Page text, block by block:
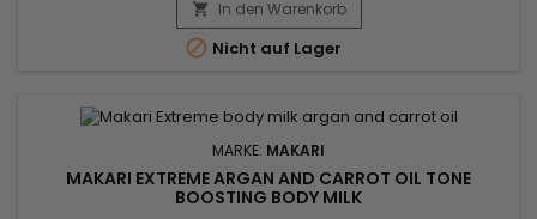
Reparaturbehandlung mit Keratin und Seidenproteinen.
Spendet intensiv Feuchtigkeit und stellt trockenes,
geschädigtes, sensibilisiertes,...
 In den Warenkorb
 Nicht auf Lager
MARKE: MAKARI
MAKARI EXTREME ARGAN AND CARROT OIL TONE
BOOSTING BODY MILK